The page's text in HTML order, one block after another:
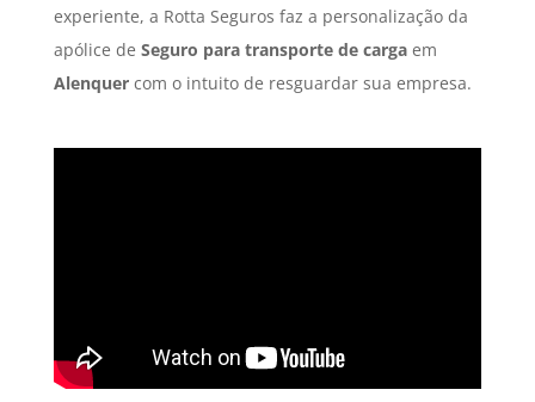
experiente, a Rotta Seguros faz a personalização da
apólice de Seguro para transporte de cargaem
Alenquercom o intuito de resguardar sua empresa.